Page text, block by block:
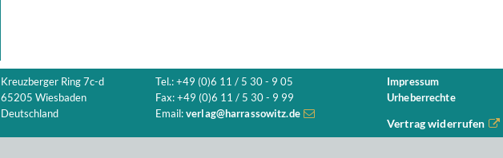
Kreuzberger Ring 7c-d
65205 Wiesbaden
Deutschland
Tel.: +49 (0)6 11 / 5 30 - 9 05
Fax: +49 (0)6 11 / 5 30 - 9 99
Email: verlag@harrassowitz.de
Impressum
Urheberrechte
Vertrag widerrufen